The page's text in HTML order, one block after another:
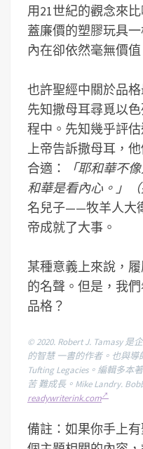
用21世紀的觀念來
蓋廉價的塑膠玩具
內在卻依然毫無價值
也許聖經中關於品
先知撒母耳尋覓以
程中。先知幾乎評
上帝告訴撒母耳，
合適：
「耶和華不
和華是看內心。」（
名兒子——牧羊人大
帝成就了大事。
某種意義上來說，
的名聲。但是，我
品格？
© 2020. Robert J. Tamasy
的智慧 一書的作者。也與導
Tufting Legacies。編輯多本
苦 難成長。Mike Landry.
readywriterink.com
備註：如果你手上